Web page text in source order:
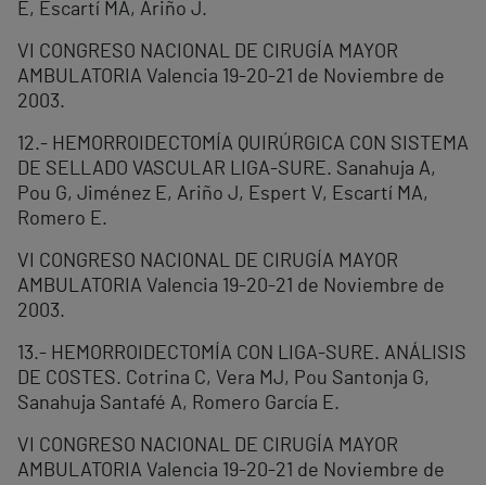
E, Escartí MA, Ariño J.
VI CONGRESO NACIONAL DE CIRUGÍA MAYOR
AMBULATORIA Valencia 19-20-21 de Noviembre de
2003.
12.- HEMORROIDECTOMÍA QUIRÚRGICA CON SISTEMA
DE SELLADO VASCULAR LIGA-SURE. Sanahuja A,
Pou G, Jiménez E, Ariño J, Espert V, Escartí MA,
Romero E.
VI CONGRESO NACIONAL DE CIRUGÍA MAYOR
AMBULATORIA Valencia 19-20-21 de Noviembre de
2003.
13.- HEMORROIDECTOMÍA CON LIGA-SURE. ANÁLISIS
DE COSTES. Cotrina C, Vera MJ, Pou Santonja G,
Sanahuja Santafé A, Romero García E.
VI CONGRESO NACIONAL DE CIRUGÍA MAYOR
AMBULATORIA Valencia 19-20-21 de Noviembre de